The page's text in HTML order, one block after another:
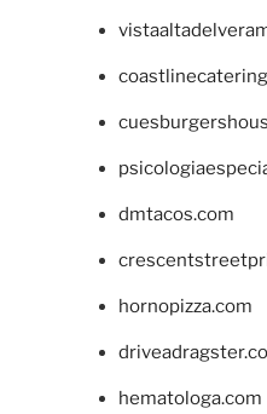
dmtacos.com
hornopizza.com
hematologa.com